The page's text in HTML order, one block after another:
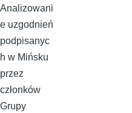
Analizowani
e uzgodnień
podpisanyc
h w Mińsku
przez
członków
Grupy